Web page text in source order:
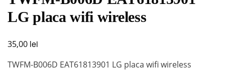
LG placa wifi wireless
35,00 lei
TWFM-B006D EAT61813901 LG placa wifi wireless